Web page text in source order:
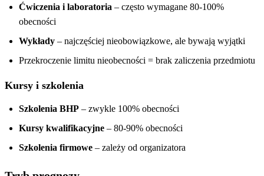
Ćwiczenia i laboratoria – często wymagane 80-100%
obecności
Wykłady – najczęściej nieobowiązkowe, ale bywają wyjątki
Przekroczenie limitu nieobecności = brak zaliczenia przedmiotu
Kursy i szkolenia
Szkolenia BHP – zwykle 100% obecności
Kursy kwalifikacyjne – 80-90% obecności
Szkolenia firmowe – zależy od organizatora